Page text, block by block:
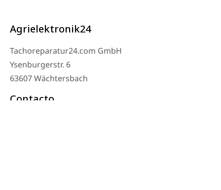
Agrielektronik24
Tachoreparatur24.com GmbH
Ysenburgerstr. 6
63607 Wächtersbach
Contacto